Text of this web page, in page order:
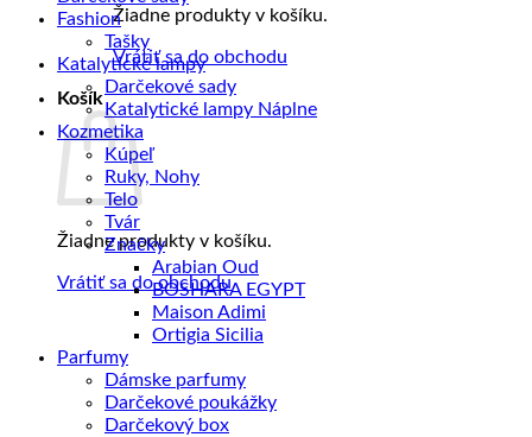
Žiadne produkty v košíku.
Vrátiť sa do obchodu
Košík
Žiadne produkty v košíku.
Vrátiť sa do obchodu
Fashion
Tašky
Katalytické lampy
Darčekové sady
Katalytické lampy Náplne
Kozmetika
Kúpeľ
Ruky, Nohy
Telo
Tvár
Značky
Arabian Oud
BOSHARA EGYPT
Maison Adimi
Ortigia Sicilia
Parfumy
Dámske parfumy
Darčekové poukážky
Darčekový box